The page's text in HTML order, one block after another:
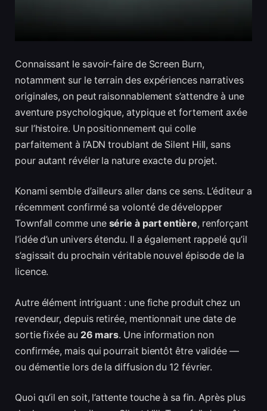
Connaissant le savoir-faire de Screen Burn,
notamment sur le terrain des expériences narratives
originales, on peut raisonnablement s’attendre à une
aventure psychologique, atypique et fortement axée
sur l’histoire. Un positionnement qui colle
parfaitement à l’ADN troublant de Silent Hill, sans
pour autant révéler la nature exacte du projet.
Konami semble d’ailleurs aller dans ce sens. L’éditeur a
récemment confirmé sa volonté de développer
Townfall comme une série à part entière, renforçant
l’idée d’un univers étendu. Il a également rappelé qu’il
s’agissait du prochain véritable nouvel épisode de la
licence.
Autre élément intriguant : une fiche produit chez un
revendeur, depuis retirée, mentionnait une date de
sortie fixée au 26 mars. Une information non
confirmée, mais qui pourrait bientôt être validée —
ou démentie lors de la diffusion du 12 février.
Quoi qu’il en soit, l’attente touche à sa fin. Après plus